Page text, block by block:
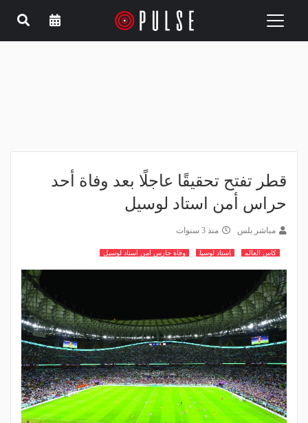
Toggle
قطر تفتح تحقيقًا عاجلًا بعد وفاة أحد
حراس أمن استاد لوسيل
مباشر بلس منذ 3 سنوات
كاس العالم استاد لوسيل وفاة حارس امن استاد لوسيل